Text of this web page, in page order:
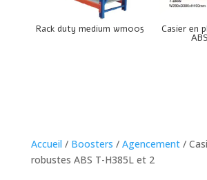
Rack duty medium wm005 Casier en
Accueil / Boosters / Agencement/
robustes ABS T-H385L et 2